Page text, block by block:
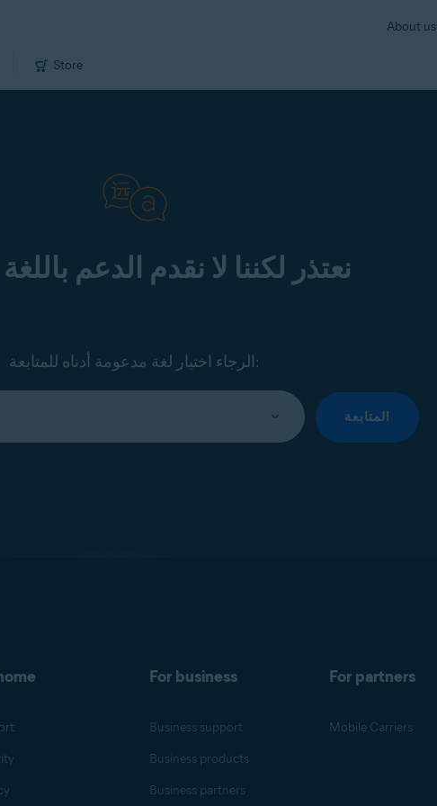
About us
Store
نعتذر لكننا لا نقدم الدعم
الرجاء اختيار لغة مدعومة أدناه للمتابعة:
المتابعة
For business
Business support
Business products
Business partners
For partners
Mobile Carriers